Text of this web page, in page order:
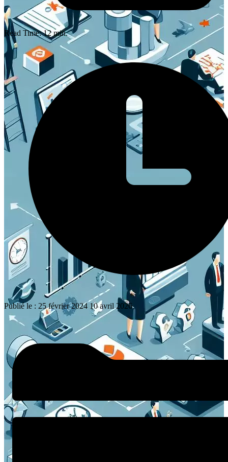
Read Time:12min.
Publié le : 25 février 2024 10 avril 2026